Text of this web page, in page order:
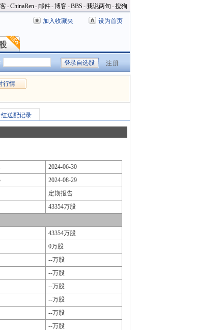
-ChinaRen-邮件-博客-BBS -我说两句 -搜狗
加入收藏夹 设为首页
注册
行情
送配记录
2024-06-30
2024-08-29
定期报告
43354万股
43354万股
0万股
--万股
--万股
--万股
--万股
--万股
--万股